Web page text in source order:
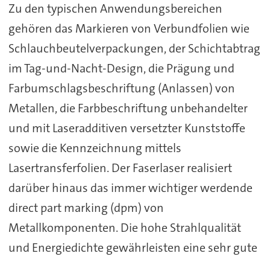
Zu den typischen Anwendungsbereichen
gehören das Markieren von Verbundfolien wie
Schlauchbeutelverpackungen, der Schichtabtrag
im Tag-und-Nacht-Design, die Prägung und
Farbumschlagsbeschriftung (Anlassen) von
Metallen, die Farbbeschriftung unbehandelter
und mit Laseradditiven versetzter Kunststoffe
sowie die Kennzeichnung mittels
Lasertransferfolien. Der Faserlaser realisiert
darüber hinaus das immer wichtiger werdende
direct part marking (dpm) von
Metallkomponenten. Die hohe Strahlqualität
und Energiedichte gewährleisten eine sehr gute